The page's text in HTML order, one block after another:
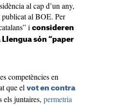
al cap d’un any,
publicat al BOE. Per
i consideren
són “paper
competències en
que el vot en contra
els juntaires, permetria